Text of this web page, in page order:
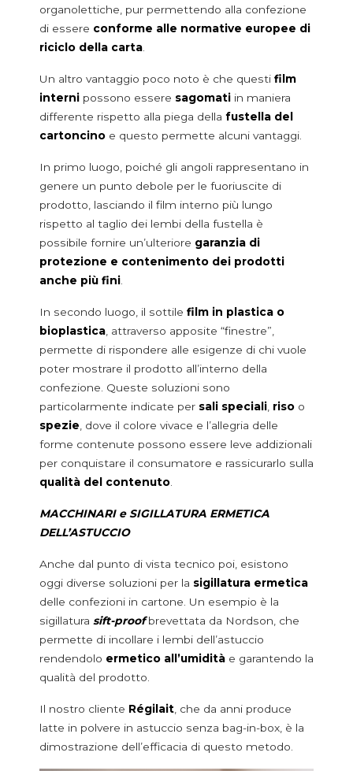
LINEE DI IMBALLAGGIO
Linee di imballaggio per astucci di cartone
Linee di confezionamento usate
Macchine inseritrici di erogatori
Ottimizzazione linee di imballaggio
organolettiche, pur permettendo alla confezione
di essere conforme alle normative europee di
riciclo della carta
Un altro vantaggio poco noto è che questi film
interni possono essere sagomati in maniera
differente rispetto alla piega della fustella del
cartoncino e questo permette alcuni vantaggi.
In primo luogo, poiché gli angoli rappresentano in
genere un punto debole per le fuoriuscite di
prodotto, lasciando il film interno più lungo
rispetto al taglio dei lembi della fustella è
possibile fornire un’ulteriore garanzia di
protezione e contenimento dei prodotti
anche più fini
In secondo luogo, il sottile film in plastica o
bioplastica , attraverso apposite “finestre”,
permette di rispondere alle esigenze di chi vuole
poter mostrare il prodotto all’interno della
confezione. Queste soluzioni sono
particolarmente indicate per sali speciali riso o
spezie , dove il colore vivace e l’allegria delle
forme contenute possono essere leve addizionali
per conquistare il consumatore e rassicurarlo sulla
qualità del contenuto
MACCHINARI e SIGILLATURA ERMETICA
DELL’ASTUCCIO
Anche dal punto di vista tecnico poi, esistono
oggi diverse soluzioni per la sigillatura ermetica
delle confezioni in cartone. Un esempio è la
sigillatura sift-proof brevettata da Nordson, che
permette di incollare i lembi dell’astuccio
rendendolo ermetico all’umidità e garantendo la
qualità del prodotto.
Il nostro cliente Régilait , che da anni produce
latte in polvere in astuccio senza bag-in-box, è la
dimostrazione dell’efficacia di questo metodo.